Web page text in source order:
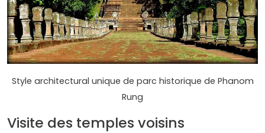
Style architectural unique de parc historique de Phanom
Rung
Visite des temples voisins